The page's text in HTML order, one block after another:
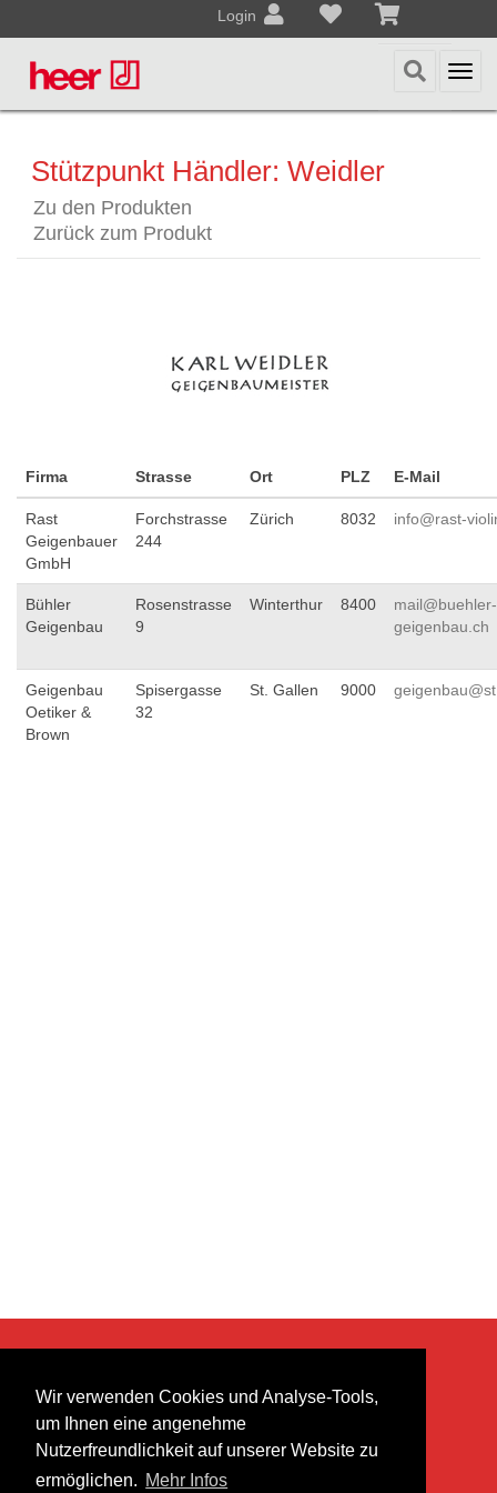
Wir verwenden Cookies und Analyse-Tools,
um Ihnen eine angenehme
Nutzerfreundlichkeit auf unserer Website zu
ermöglichen. Mehr Infos
Login
Stützpunkt Händler: Weidler
Zu den Produkten
Zurück zum Produkt
Firma Strasse Ort PLZ E-Mail
Rast
Geigenbauer
GmbH
Forchstrasse
244
Zürich 8032 info@rast-
Bühler
Geigenbau
Rosenstrasse
9
Winterthur 8400
mail@buehler-
geigenbau.ch
Geigenbau
Oetiker &
Brown
Spisergasse
32
St. Gallen 9000
heer musik ag
Lättenstrasse 35
8952 Schlieren